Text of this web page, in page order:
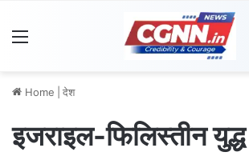
Home देश
इजराइल-फिलिस्तीन